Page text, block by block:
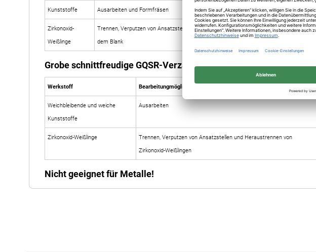
Kunststoffe Ausarbeiten und Formfräsen
Zirkonoxid-
Weißlinge
Trennen, Verputzen von Ansatzstellen und Heraustrennen von Zirkonoxid-Weißlingen aus
dem Blank
Grobe schnittfreudige GQSR-Verzahnung
Werkstoff Bearbeitungmöglichkeiten
Weichbleibende und weiche
Kunststoffe
Ausarbeiten
Zirkonoxid-Weißlinge
Trennen, Verputzen von Ansatzstellen und Heraustrennen von
Zirkonoxid-Weißlingen
Nicht geeignet für Metalle!